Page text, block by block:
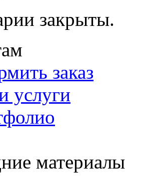
закрыты.
заказ
услуги
материалы